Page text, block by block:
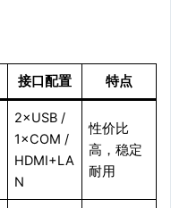
接口配置 特点
2×USB /
1×COM /
HDMI+LA
N
性价比
高，稳定
耐用